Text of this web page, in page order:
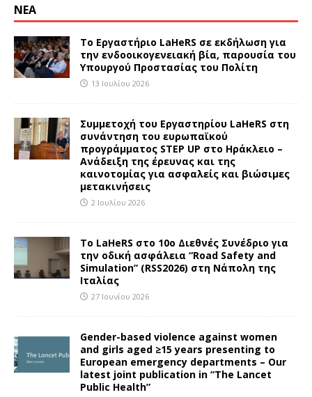
ΝΕΑ
Το Εργαστήριο LaHeRS σε εκδήλωση για
την ενδοοικογενειακή βία, παρουσία του
Υπουργού Προστασίας του Πολίτη
13 Ιουλίου 2026
Συμμετοχή του Εργαστηρίου LaHeRS στη
συνάντηση του ευρωπαϊκού
προγράμματος STEP UP στο Ηράκλειο –
Ανάδειξη της έρευνας και της
καινοτομίας για ασφαλείς και βιώσιμες
μετακινήσεις
2 Ιουλίου 2026
To LaHeRS στο 10ο Διεθνές Συνέδριο για
την οδική ασφάλεια “Road Safety and
Simulation” (RSS2026) στη Νάπολη της
Ιταλίας
27 Ιουνίου 2026
Gender-based violence against women
and girls aged ≥15 years presenting to
European emergency departments – Our
latest joint publication in “The Lancet
Public Health”